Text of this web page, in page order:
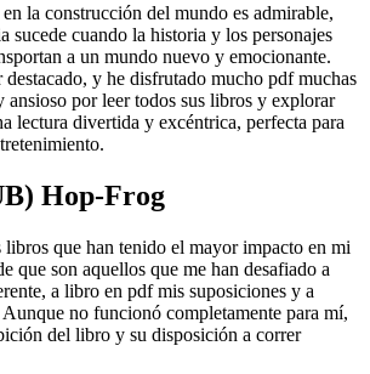
la construcción del mundo es admirable,
sucede cuando la historia y los personajes
a un mundo nuevo y emocionante.
y he disfrutado mucho pdf muchas
ansioso por leer todos sus libros y explorar
lectura divertida y excéntrica, perfecta para
Hop-Frog
libros que han tenido el mayor impacto en mi
que son aquellos que me han desafiado a
a libro en pdf mis suposiciones y a
no funcionó completamente para mí,
del libro y su disposición a correr